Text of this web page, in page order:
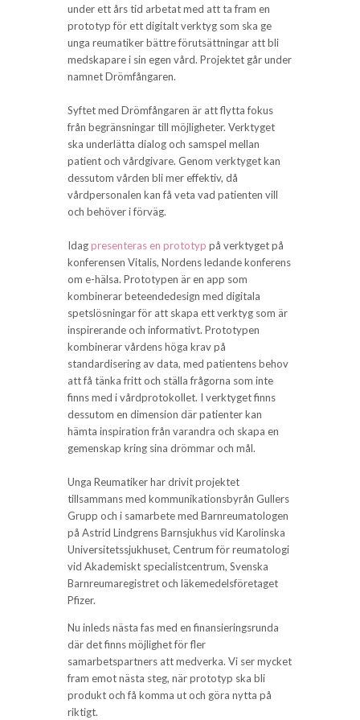
under ett års tid arbetat med att ta fram en
prototyp för ett digitalt verktyg som ska ge
unga reumatiker bättre förutsättningar att bli
medskapare i sin egen vård. Projektet går under
namnet Drömfångaren.
Syftet med Drömfångaren är att flytta fokus
från begränsningar till möjligheter. Verktyget
ska underlätta dialog och samspel mellan
patient och vårdgivare. Genom verktyget kan
dessutom vården bli mer effektiv, då
vårdpersonalen kan få veta vad patienten vill
och behöver i förväg.
Idagpresenteras en prototyp på verktyget på
konferensen Vitalis, Nordens ledande konferens
om e-hälsa. Prototypen är en app som
kombinerar beteendedesign med digitala
spetslösningar för att skapa ett verktyg som är
inspirerande och informativt. Prototypen
kombinerar vårdens höga krav på
standardisering av data, med patientens behov
att få tänka fritt och ställa frågorna som inte
finns med i vårdprotokollet. I verktyget finns
dessutom en dimension där patienter kan
hämta inspiration från varandra och skapa en
gemenskap kring sina drömmar och mål.
Unga Reumatiker har drivit projektet
tillsammans med kommunikationsbyrån Gullers
Grupp och i samarbete med Barnreumatologen
på Astrid Lindgrens Barnsjukhus vid Karolinska
Universitetssjukhuset, Centrum för reumatologi
vid Akademiskt specialistcentrum, Svenska
Barnreumaregistret och läkemedelsföretaget
Pfizer.
Nu inleds nästa fas med en finansieringsrunda
där det finns möjlighet för fler
samarbetspartners att medverka. Vi ser mycket
fram emot nästa steg, när prototyp ska bli
produkt och få komma ut och göra nytta på
riktigt.